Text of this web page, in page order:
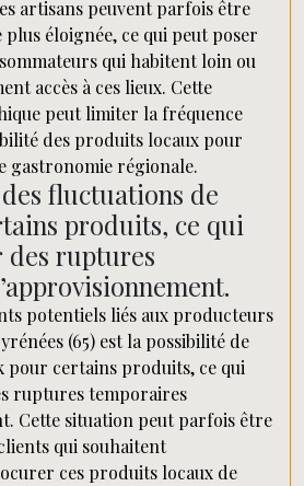
artisans peuvent parfois être
plus éloignée, ce qui peut poser
qui habitent loin ou
accès à ces lieux. Cette
peut limiter la fréquence
des produits locaux pour
gastronomie régionale.
fluctuations de
produits, ce qui
ruptures
potentiels liés aux producteurs
(65) est la possibilité de
pour certains produits, ce qui
ruptures temporaires
Cette situation peut parfois être
qui souhaitent
ces produits locaux de